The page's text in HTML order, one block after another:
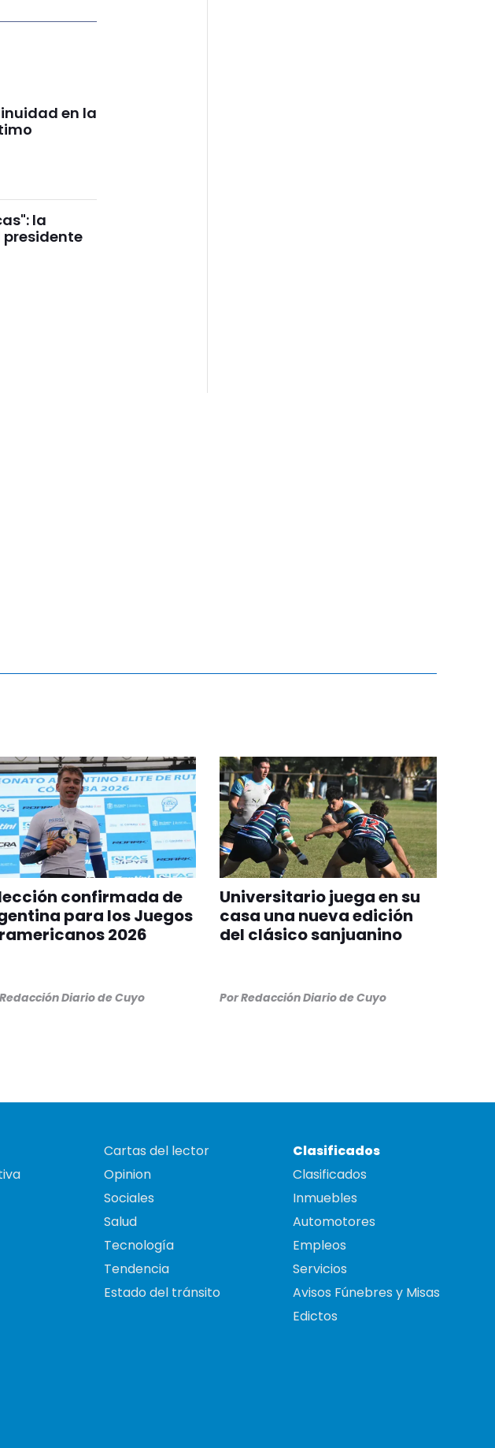
en la
la
confirmada de
para los Juegos
2026
Redacción Diario de Cuyo
Universitario juega en su
casa una nueva edición
del clásico sanjuanino
PorRedacción Diario de Cuyo
Cartas del lector
Opinion
Sociales
Salud
Tecnología
Tendencia
Estado del tránsito
Clasificados
Clasificados
Inmuebles
Automotores
Empleos
Servicios
Avisos Fúnebres y Misas
Edictos